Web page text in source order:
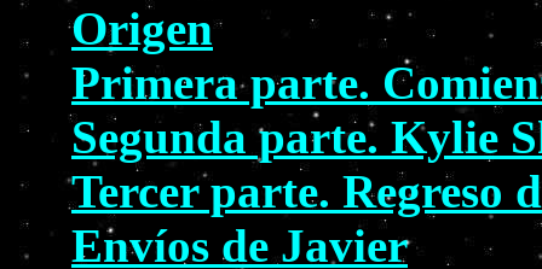
Origen
Primera parte.
Segunda parte. Kylie
Tercer parte. Regreso
Envíos de Javier